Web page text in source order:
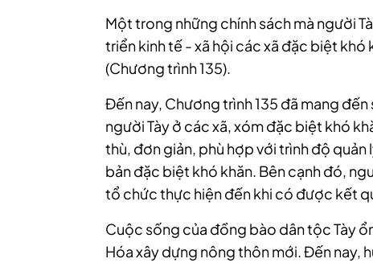
Một trong những chính sách mà người
triển kinh tế - xã hội các xã đặc biệt khó
(Chương trình 135).
Đến nay, Chương trình 135 đã mang
người Tày ở các xã, xóm đặc biệt khó
thù, đơn giản, phù hợp với trình độ
bản đặc biệt khó khăn. Bên cạnh đó,
tổ chức thực hiện đến khi có được kết
Cuộc sống của đồng bào dân tộc Tày
Hóa xây dựng nông thôn mới. Đến nay,